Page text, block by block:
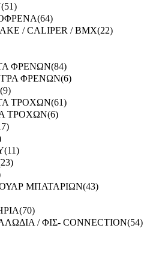
(51)
(64)
/ CALIPER / BMX(22)
ΦΡΕΝΩΝ(84)
ΦΡΕΝΩΝ(6)
(9)
ΤΡΟΧΩΝ(61)
ΤΡΟΧΩΝ(6)
(11)
ΜΠΑΤΑΡΙΩΝ(43)
(70)
/ ΦΙΣ- CONNECTION(54)